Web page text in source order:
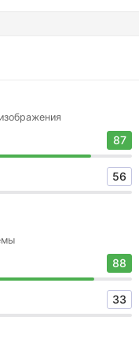
87
56
88
33